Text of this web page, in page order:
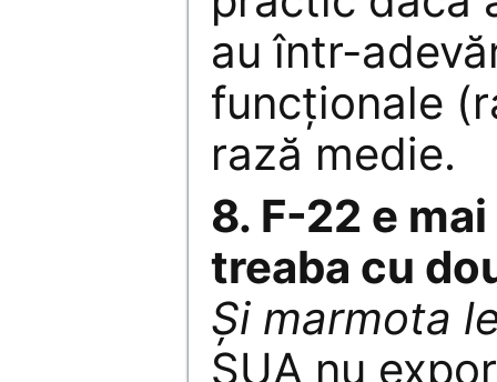
au într-
funcţionale
rază medie.
8. F-22 e
treaba cu
Și marmota
SUA nu